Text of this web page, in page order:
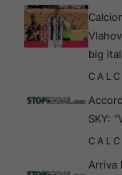
big
SKY:
Arriva